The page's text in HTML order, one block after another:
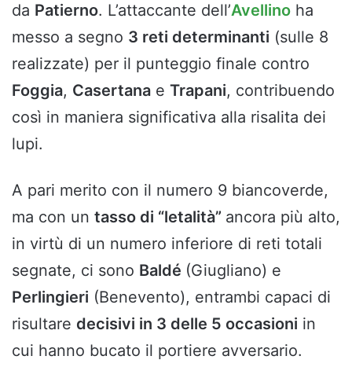
da Patierno. L’attaccante dell’Avellino ha
messo a segno 3 reti determinanti (sulle 8
realizzate) per il punteggio finale contro
Foggia, Casertana e Trapani, contribuendo
così in maniera significativa alla risalita dei
lupi.
A pari merito con il numero 9 biancoverde,
ma con un tasso di “letalità” ancora più alto,
in virtù di un numero inferiore di reti totali
segnate, ci sono Baldé (Giugliano) e
Perlingieri (Benevento), entrambi capaci di
risultare decisivi in 3 delle 5 occasioni in
cui hanno bucato il portiere avversario.